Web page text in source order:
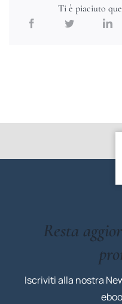
Ti è piaciuto
Resta
Iscriviti alla nostra